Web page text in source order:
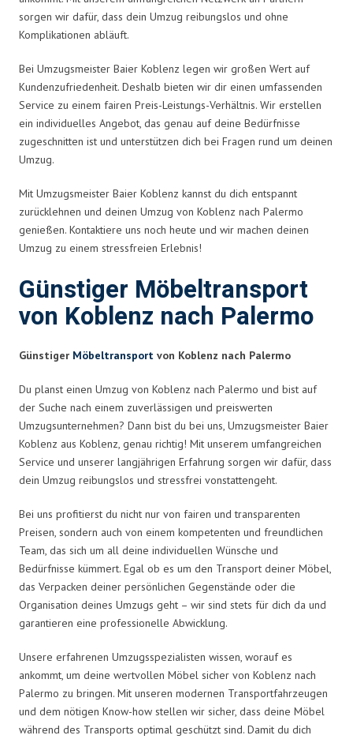
sorgen wir dafür, dass dein Umzug reibungslos und ohne
Komplikationen abläuft.
Bei Umzugsmeister Baier Koblenz legen wir großen Wert auf
Kundenzufriedenheit. Deshalb bieten wir dir einen umfassenden
Service zu einem fairen Preis-Leistungs-Verhältnis. Wir erstellen
ein individuelles Angebot, das genau auf deine Bedürfnisse
zugeschnitten ist und unterstützen dich bei Fragen rund um deinen
Umzug.
Mit Umzugsmeister Baier Koblenz kannst du dich entspannt
zurücklehnen und deinen Umzug von Koblenz nach Palermo
genießen. Kontaktiere uns noch heute und wir machen deinen
Umzug zu einem stressfreien Erlebnis!
Günstiger Möbeltransport
von Koblenz nach Palermo
Günstiger Möbeltransport von Koblenz nach Palermo
Du planst einen Umzug von Koblenz nach Palermo und bist auf
der Suche nach einem zuverlässigen und preiswerten
Umzugsunternehmen? Dann bist du bei uns, Umzugsmeister Baier
Koblenz aus Koblenz, genau richtig! Mit unserem umfangreichen
Service und unserer langjährigen Erfahrung sorgen wir dafür, dass
dein Umzug reibungslos und stressfrei vonstattengeht.
Bei uns profitierst du nicht nur von fairen und transparenten
Preisen, sondern auch von einem kompetenten und freundlichen
Team, das sich um all deine individuellen Wünsche und
Bedürfnisse kümmert. Egal ob es um den Transport deiner Möbel,
das Verpacken deiner persönlichen Gegenstände oder die
Organisation deines Umzugs geht – wir sind stets für dich da und
garantieren eine professionelle Abwicklung.
Unsere erfahrenen Umzugsspezialisten wissen, worauf es
ankommt, um deine wertvollen Möbel sicher von Koblenz nach
Palermo zu bringen. Mit unseren modernen Transportfahrzeugen
und dem nötigen Know-how stellen wir sicher, dass deine Möbel
während des Transports optimal geschützt sind. Damit du dich